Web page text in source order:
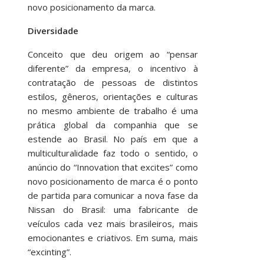
novo posicionamento da marca.
Diversidade
Conceito que deu origem ao “pensar
diferente” da empresa, o incentivo à
contratação de pessoas de distintos
estilos, gêneros, orientações e culturas
no mesmo ambiente de trabalho é uma
prática global da companhia que se
estende ao Brasil. No país em que a
multiculturalidade faz todo o sentido, o
anúncio do “Innovation that excites” como
novo posicionamento de marca é o ponto
de partida para comunicar a nova fase da
Nissan do Brasil: uma fabricante de
veículos cada vez mais brasileiros, mais
emocionantes e criativos. Em suma, mais
“excinting”.